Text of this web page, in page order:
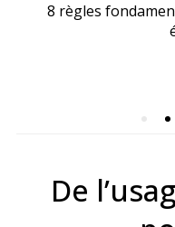
8 règles
De